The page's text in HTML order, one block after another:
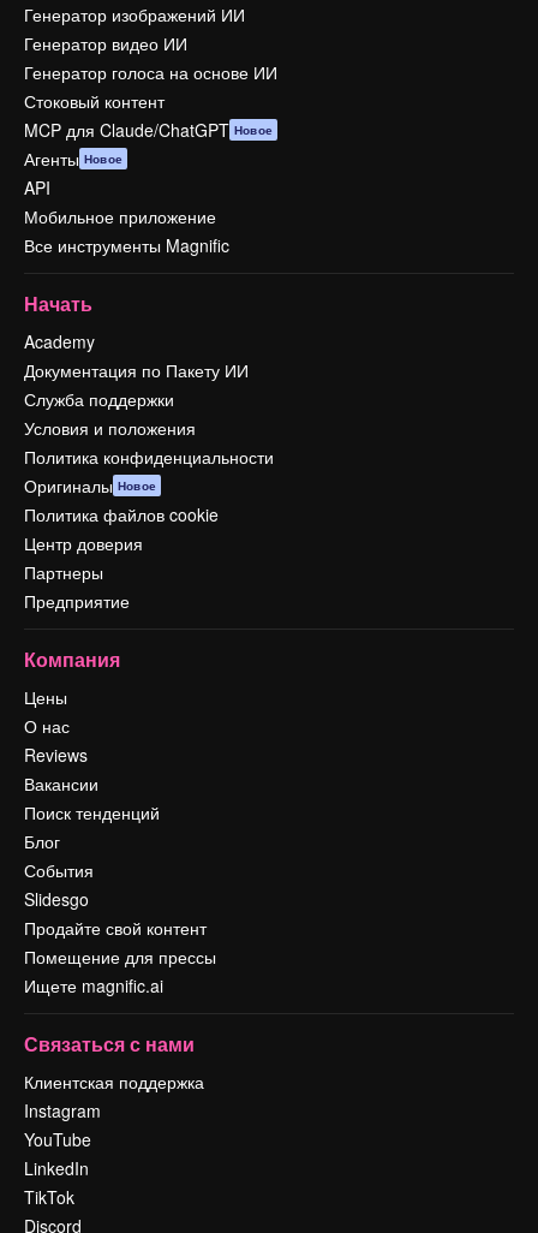
Генератор изображений ИИ
Генератор видео ИИ
Генератор голоса на основе ИИ
Стоковый контент
MCP для Claude/ChatGPT Новое
Агенты Новое
API
Мобильное приложение
Все инструменты Magnific
Начать
Academy
Документация по Пакету ИИ
Служба поддержки
Условия и положения
Политика конфиденциальности
Оригиналы Новое
Политика файлов cookie
Центр доверия
Партнеры
Предприятие
Компания
Цены
О нас
Reviews
Вакансии
Поиск тенденций
Блог
События
Slidesgo
Продайте свой контент
Помещение для прессы
Ищете magnific.ai
Связаться с нами
Клиентская поддержка
Instagram
YouTube
LinkedIn
TikTok
Discord